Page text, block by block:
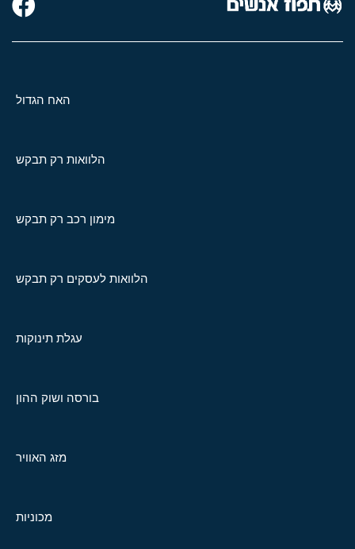
האח הגדול
הלוואות רק תבקש
מימון רכב רק תבקש
הלוואות לעסקים רק תבקש
עגלת תינוקות
בורסה ושוק ההון
מזג האוויר
מכוניות